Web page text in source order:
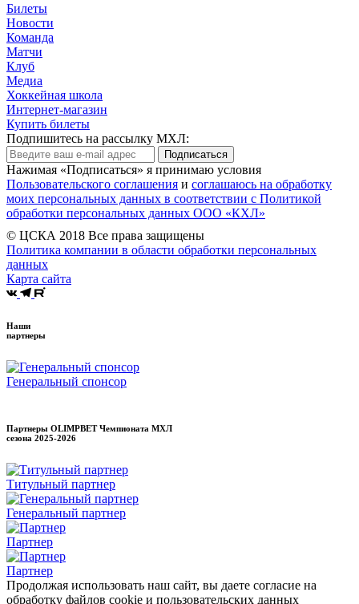
Билеты
Новости
Команда
Матчи
Клуб
Медиа
Хоккейная школа
Интернет-магазин
Купить билеты
Подпишитесь на рассылку МХЛ:
Подписаться
Нажимая «Подписаться» я принимаю условия
Пользовательского соглашения и соглашаюсь на обработку
моих персональных данных в соответствии с Политикой
обработки персональных данных ООО «КХЛ»
© ЦСКА 2018 Все права защищены
Политика компании в области обработки персональных
данных
Карта сайта
Наши
партнеры
Генеральный спонсор
Партнеры OLIMPBET Чемпионата МХЛ
сезона 2025-2026
Титульный партнер
Генеральный партнер
Партнер
Партнер
Продолжая использовать наш сайт, вы даете согласие на
обработку файлов cookie и пользовательских данных